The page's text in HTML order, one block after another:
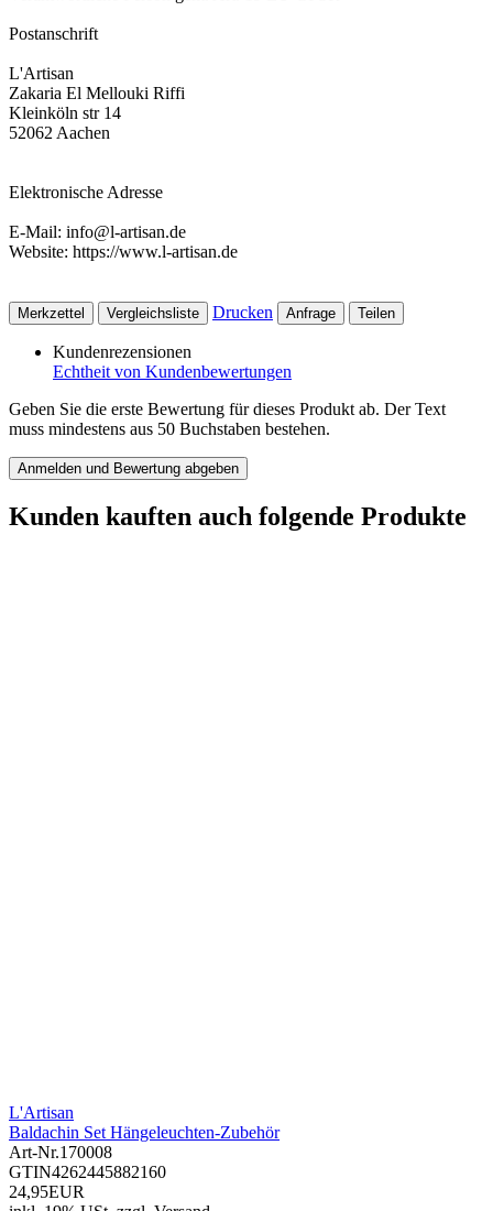
Postanschrift
L'Artisan
Zakaria El Mellouki Riffi
Kleinköln str 14
52062 Aachen
Elektronische Adresse
E-Mail: info@l-artisan.de
Website: https://www.l-artisan.de
Merkzettel Vergleichsliste Drucken Anfrage Teilen
Kundenrezensionen
Echtheit von Kundenbewertungen
Geben Sie die erste Bewertung für dieses Produkt ab. Der Text
muss mindestens aus 50 Buchstaben bestehen.
Anmelden und Bewertung abgeben
Kunden kauften auch folgende Produkte
L'Artisan
Baldachin Set Hängeleuchten-Zubehör
Art-Nr.170008
GTIN4262445882160
24,95EUR